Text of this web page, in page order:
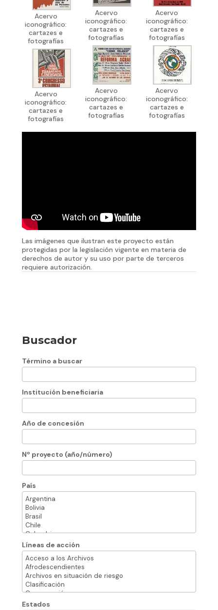
Acervo
iconográfico:
cartazes e
fotografías
Acervo
iconográfico:
cartazes e
fotografías
Acervo
iconográfico:
cartazes e
fotografías
Acervo
iconográfico:
cartazes e
fotografías
Acervo
iconográfico:
cartazes e
fotografías
Acervo
iconográfico:
cartazes e
fotografías
Las imágenes que ilustran este proyecto están
protegidas por la legislación vigente en materia de
derechos de autor y su uso por parte de terceros
requiere autorización.
Buscador
Término a buscar
Institución beneficiaria
Año de concesión
Nº proyecto (año/número)
País
Líneas de acción
Estados